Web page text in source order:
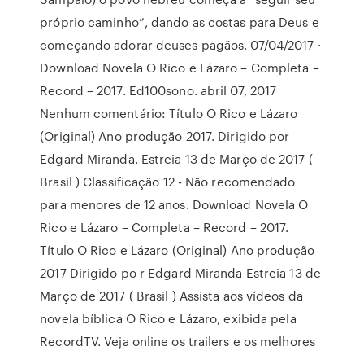
próprio caminho”, dando as costas para Deus e
começando adorar deuses pagãos. 07/04/2017 ·
Download Novela O Rico e Lázaro – Completa –
Record – 2017. Ed100sono. abril 07, 2017
Nenhum comentário: Título O Rico e Lázaro
(Original) Ano produção 2017. Dirigido por
Edgard Miranda. Estreia 13 de Março de 2017 (
Brasil ) Classificação 12 - Não recomendado
para menores de 12 anos. Download Novela O
Rico e Lázaro – Completa – Record – 2017.
Título O Rico e Lázaro (Original) Ano produção
2017 Dirigido po r Edgard Miranda Estreia 13 de
Março de 2017 ( Brasil ) Assista aos vídeos da
novela bíblica O Rico e Lázaro, exibida pela
RecordTV. Veja online os trailers e os melhores